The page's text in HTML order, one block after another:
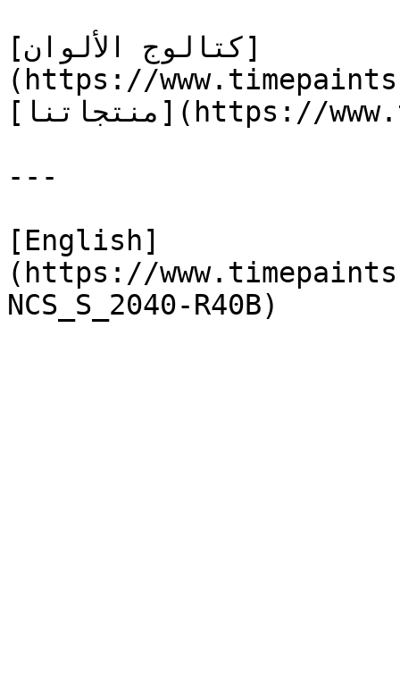
[كتالوج الألوان]
(https://
[منتجاتنا](https://www.timepaints.com/ar/products)
---
[English]
(https://
NCS_S_2040-R40B)